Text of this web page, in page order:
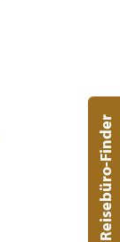
Reisebüro-Finder